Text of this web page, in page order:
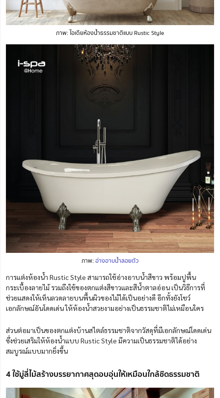
ภาพ: ไอเดียห้องน้ำธรรมชาติแบบ Rustic Style
ภาพ:อ่างอาบน้ำลอยตัว
การแต่งห้องน้ำ Rustic Style สามารถใช้อ่างอาบน้ำสีขาว พร้อมปูพื้น
กระเบื้องลายไม้ รวมถึงใช้ของตกแต่งสีขาวและสีน้ำตาลอ่อน เป็นวิธีการที่
ช่วยแสดงให้เห็นลวดลายบนพื้นผิวของไม้ได้เป็นอย่างดี อีกทั้งยังโชว์
เอกลักษณ์อันโดดเด่น ให้ห้องน้ำสวยงามอย่างเป็นธรรมชาติไม่เหมือนใคร
ส่วนต่อมาเป็นของตกแต่งบ้านสไตล์ธรรมชาติจากวัสดุที่มีเอกลักษณ์โดดเด่น
ซึ่งช่วยเสริมให้ห้องน้ำแบบ Rustic Style มีความเป็นธรรมชาติได้อย่าง
สมบูรณ์แบบมากยิ่งขึ้น
4 ใช้มู่ลี่ไม้สร้างบรรยากาศสุดอบอุ่นให้เหมือนใกล้ชิดธรรมชาติ